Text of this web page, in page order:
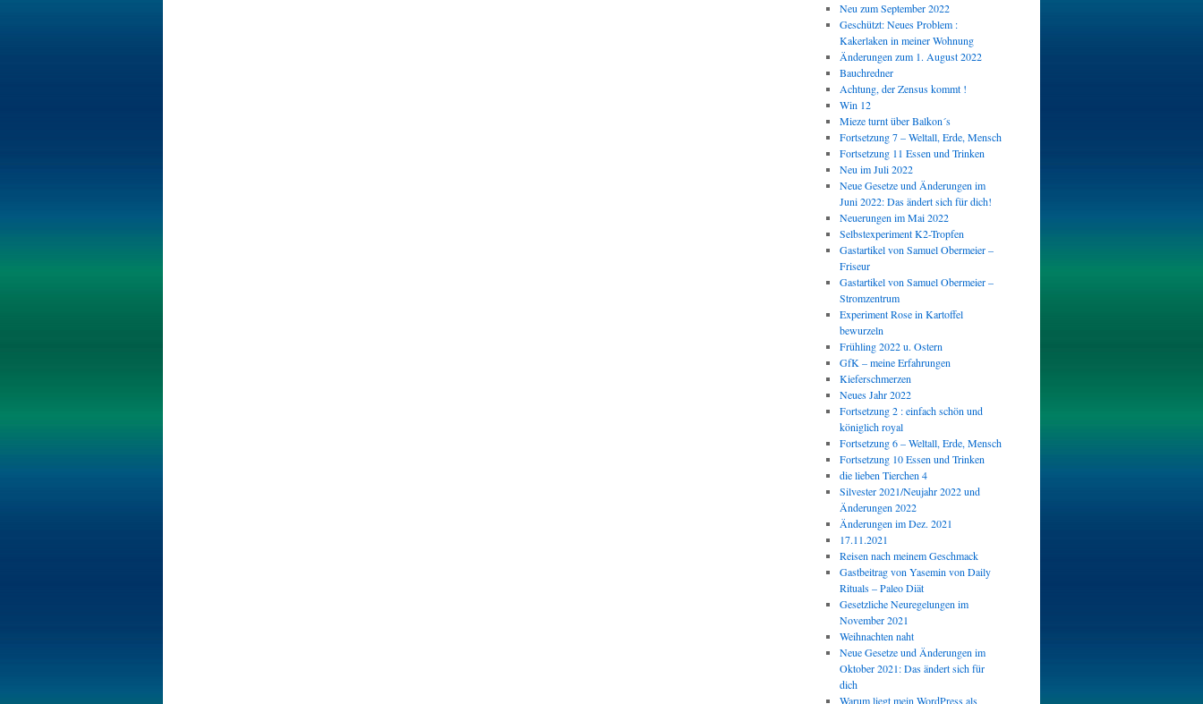
Neu zum September 2022
Geschützt: Neues Problem :
Kakerlaken in meiner Wohnung
Änderungen zum 1. August 2022
Bauchredner
Achtung, der Zensus kommt !
Win 12
Mieze turnt über Balkon´s
Fortsetzung 7 – Weltall, Erde, Mensch
Fortsetzung 11 Essen und Trinken
Neu im Juli 2022
Neue Gesetze und Änderungen im
Juni 2022: Das ändert sich für dich!
Neuerungen im Mai 2022
Selbstexperiment K2-Tropfen
Gastartikel von Samuel Obermeier –
Friseur
Gastartikel von Samuel Obermeier –
Stromzentrum
Experiment Rose in Kartoffel
bewurzeln
Frühling 2022 u. Ostern
GfK – meine Erfahrungen
Kieferschmerzen
Neues Jahr 2022
Fortsetzung 2 : einfach schön und
königlich royal
Fortsetzung 6 – Weltall, Erde, Mensch
Fortsetzung 10 Essen und Trinken
die lieben Tierchen 4
Silvester 2021/Neujahr 2022 und
Änderungen 2022
Änderungen im Dez. 2021
17.11.2021
Reisen nach meinem Geschmack
Gastbeitrag von Yasemin von Daily
Rituals – Paleo Diät
Gesetzliche Neuregelungen im
November 2021
Weihnachten naht
Neue Gesetze und Änderungen im
Oktober 2021: Das ändert sich für
dich
Warum liegt mein WordPress als